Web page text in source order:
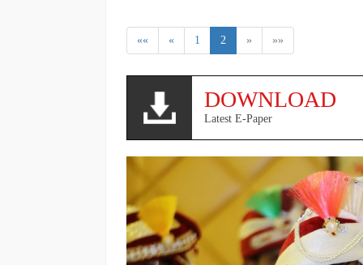
«« « 1 2 » »»
DOWNLOAD
Latest E-Paper